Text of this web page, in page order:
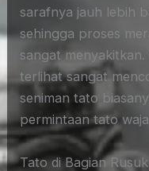
sarafnya jauh lebih
sehingga proses
sangat
terlihat sangat
seniman tato
permintaan tato
Tato di Bagian